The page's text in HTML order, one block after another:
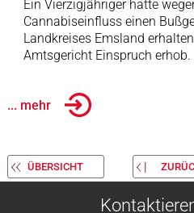
Ein Vierzigjähriger hatte
Cannabiseinfluss einen
Landkreises Emsland
Amtsgericht Einspruch erhob.
... mehr
ÜBERSICHT